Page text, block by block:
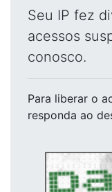
Seu IP fez
acessos
conosco.
Para liberar o
responda ao